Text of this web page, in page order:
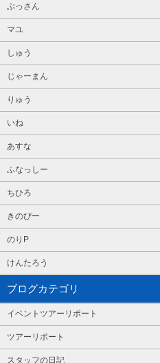
ぶっさん
マユ
しゅう
じゃーまん
りゅう
いね
あすな
ふなっしー
ちひろ
きのぴー
のりP
けんたろう
ブログカテゴリ
イベントツアーリポート
ツアーリポート
スタッフの日記